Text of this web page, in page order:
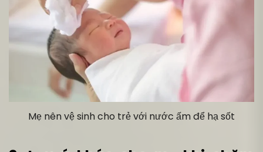
Mẹ nên vệ sinh cho trẻ với nước ấm để hạ sốt